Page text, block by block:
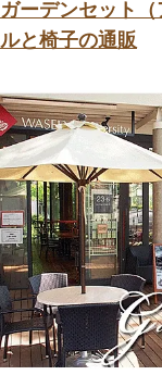
ガーデンセット
ルと椅子の通販